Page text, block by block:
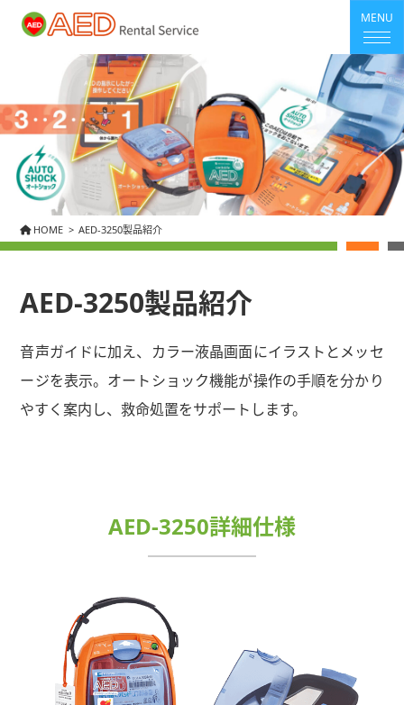
MENU
HOME AED-3250製品紹介
AED-3250製品紹介
音声ガイドに加え、カラー液晶画面にイラストとメッセ
ージを表示。オートショック機能が操作の手順を分かり
やすく案内し、救命処置をサポートします。
AED-3250詳細仕様